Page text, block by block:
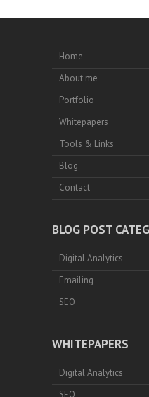
Home
About me
Portfolio
Whitepapers
Tools & Links
Blog
Contact
BLOG POST
Digital Analytics
Emailing
SEO
WHITEPAPERS
Digital Analytics